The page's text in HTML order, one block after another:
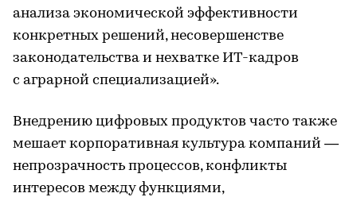
анализа экономической эффективности
конкретных решений, несовершенстве
законодательства и нехватке ИT-кадров
с аграрной специализацией».
Внедрению цифровых продуктов часто также
мешает корпоративная культура компаний —
непрозрачность процессов, конфликты
интересов между функциями,